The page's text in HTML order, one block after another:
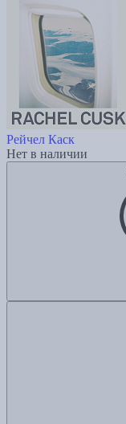
Рейчел Каск
Нет в наличии